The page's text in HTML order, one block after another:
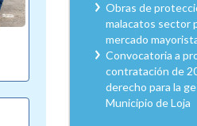
Obras de
malacatos sector
mercado
Convocatoria a
contratación de
derecho para la
Municipio de Loja